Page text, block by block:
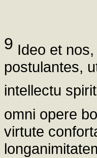
9 Ideo et
postulantes,
intellectu
omni opere
virtute